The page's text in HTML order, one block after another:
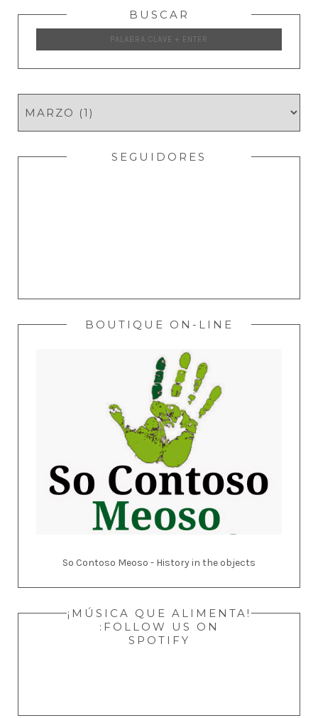
BUSCAR
SEGUIDORES
BOUTIQUE ON-LINE
So Contoso Meoso - History in the objects
¡MÚSICA QUE ALIMENTA!
:FOLLOW US ON
SPOTIFY